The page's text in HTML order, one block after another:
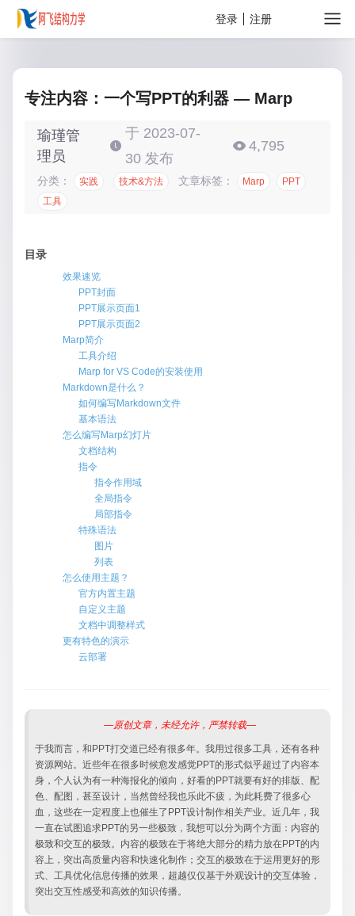
注册
登录
专注内容：一个写PPT的利器 — Marp
瑜瑾管
理员
于 2023-07-
30 发布
4,795
分类： 实践 技术&方法 文章标签： Marp
PPT
工具
目录
效果速览
PPT封面
PPT展示页面1
PPT展示页面2
Marp简介
工具介绍
Marp for VS Code的安装使用
Markdown是什么？
如何编写Markdown文件
基本语法
怎么编写Marp幻灯片
文档结构
指令
指令作用域
全局指令
局部指令
特殊语法
图片
列表
怎么使用主题？
官方内置主题
自定义主题
文档中调整样式
更有特色的演示
云部署
—原创文章，未经允许，严禁转载—
于我而言，和PPT打交道已经有很多年。我用过很多工具，还有各种
资源网站。近些年在很多时候愈发感觉PPT的形式似乎超过了内容本
身，个人认为有一种海报化的倾向，好看的PPT就要有好的排版、配
色、配图，甚至设计，当然曾经我也乐此不疲，为此耗费了很多心
血，这些在一定程度上也催生了PPT设计制作相关产业。近几年，我
一直在试图追求PPT的另一些极致，我想可以分为两个方面：内容的
极致和交互的极致。内容的极致在于将绝大部分的精力放在PPT的内
容上，突出高质量内容和快速化制作；交互的极致在于运用更好的形
式、工具优化信息传播的效果，超越仅仅基于外观设计的交互体验，
突出交互性感受和高效的知识传播。